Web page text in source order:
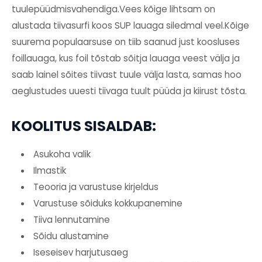
tuulepüüdmisvahendiga.Vees kõige lihtsam on
alustada tiivasurfi koos SUP lauaga siledmal veel.Kõige
suurema populaarsuse on tiib saanud just koosluses
foillauaga, kus foil tõstab sõitja lauaga veest välja ja
saab lainel sõites tiivast tuule välja lasta, samas hoo
aeglustudes uuesti tiivaga tuult püüda ja kiirust tõsta.
KOOLITUS SISALDAB:
Asukoha valik
Ilmastik
Teooria ja varustuse kirjeldus
Varustuse sõiduks kokkupanemine
Tiiva lennutamine
Sõidu alustamine
Iseseisev harjutusaeg